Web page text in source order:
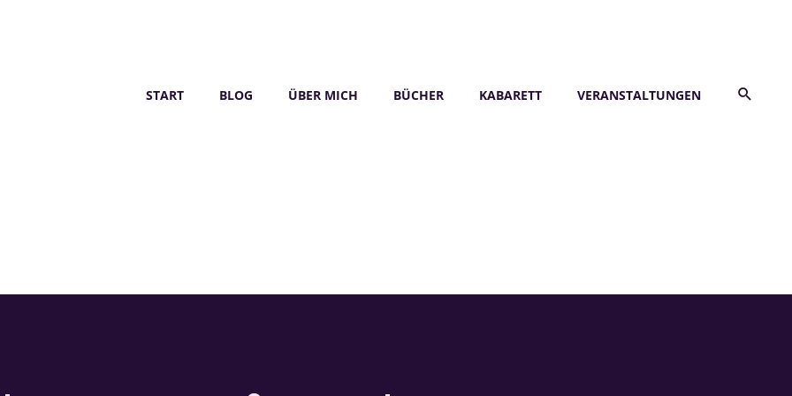
START BLOG ÜBER MICH BÜCHER KABARETT VERANSTALTUNGEN